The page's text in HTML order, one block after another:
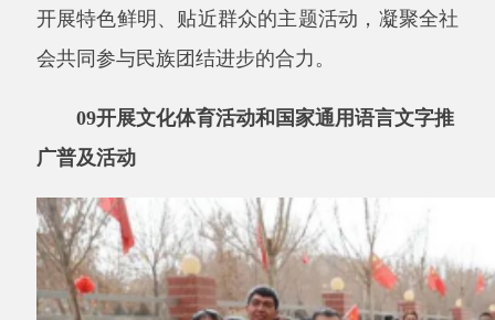
进步、共同发展。
10开展“群星荟萃民星闪耀”百日广场文化活